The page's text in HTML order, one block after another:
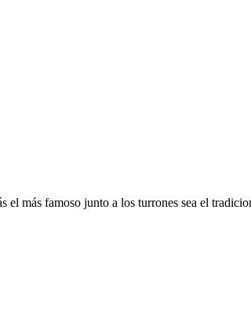
más famoso junto a los turrones sea el